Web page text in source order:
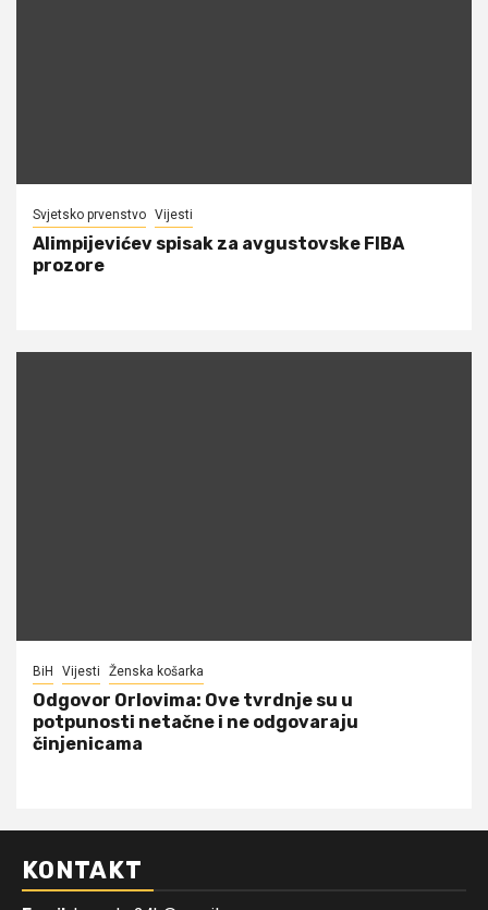
Svjetsko prvenstvo Vijesti
Alimpijevićev spisak za avgustovske FIBA
prozore
BiH Vijesti Ženska košarka
Odgovor Orlovima: ​Ove tvrdnje su u
potpunosti netačne i ne odgovaraju
činjenicama
KONTAKT